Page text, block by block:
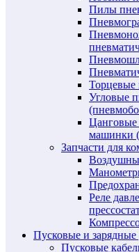
Пилы
Угловые
Цанговые
машинки
Запчасти для
Реле
Пусковые и зарядные
Пусковые